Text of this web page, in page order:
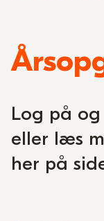
om
Log på og
eller læs
her på